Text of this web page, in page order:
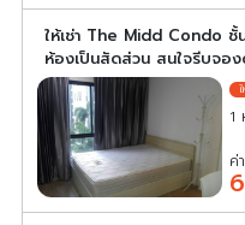
ให้เช่า The Midd Condo
ห้องเป็นสัดส่วน สนใจรีบจอง
1
ค่